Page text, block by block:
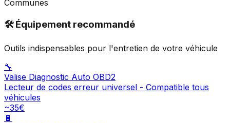
Communes
🛠️ Équipement recommandé
Outils indispensables pour l'entretien de votre véhicule
🔧
Valise Diagnostic Auto OBD2
Lecteur de codes erreur universel - Compatible tous
véhicules
~35€
🔋